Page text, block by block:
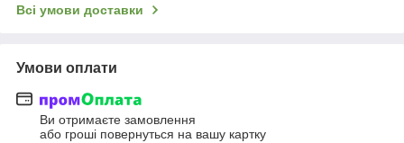
Всі умови доставки
Умови оплати
Ви отримаєте замовлення
або гроші повернуться на вашу картку